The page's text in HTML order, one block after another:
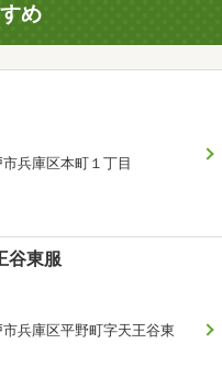
め
兵庫区本町１丁目
谷東服
兵庫区平野町字天王谷東